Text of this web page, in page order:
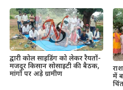
द्वारी कोल साइडिंग को लेकर रैयतों-
मजदूर किसान सोसाइटी की बैठक,
मांगों पर अड़े ग्रामीण
में